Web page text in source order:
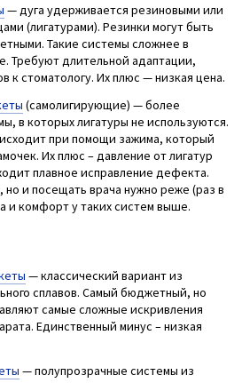
— дуга удерживается резиновыми или
(лигатурами). Резинки могут быть
Такие системы сложнее в
Требуют длительной адаптации,
к стоматологу. Их плюс — низкая цена.
(самолигирующие) — более
в которых лигатуры не используются.
при помощи зажима, который
Их плюс – давление от лигатур
плавное исправление дефекта.
и посещать врача нужно реже (раз в
и комфорт у таких систем выше.
— классический вариант из
сплавов. Самый бюджетный, но
самые сложные искривления
Единственный минус – низкая
— полупрозрачные системы из